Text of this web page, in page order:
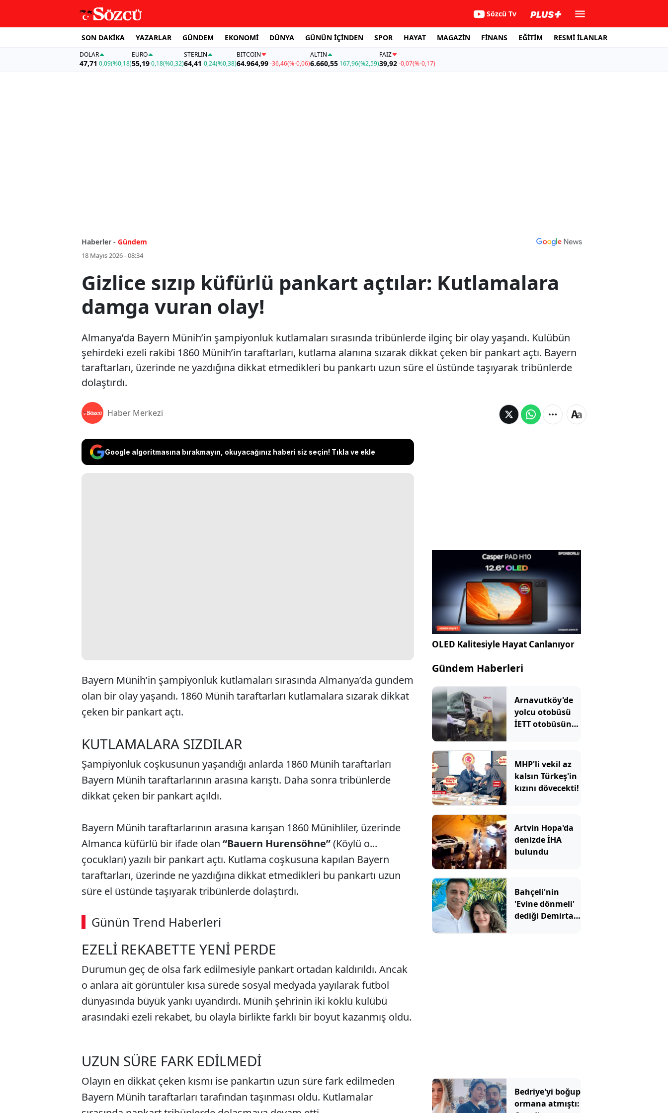
Sözcü Tv
SON DAKİKA YAZARLAR GÜNDEM EKONOMİ DÜNYA GÜNÜN İÇİNDEN SPOR HAYAT MAGAZİN FİNANS EĞİTİM RESMİ İLANLAR
DOLAR
47,71 0,09(%0,18)
EURO
55,19 0,18(%0,32)
STERLIN
64,41 0,24(%0,38)
BITCOIN
64.964,99-36,46(%-0,06)
ALTIN
6.660,55 167,96(%2,59)
FAİZ
39,92-0,07(%-0,17)
Haberler - Gündem
18 Mayıs 2026 - 08:34
Gizlice sızıp küfürlü pankart açtılar: Kutlamalara
damga vuran olay!
Almanya’da Bayern Münih’in şampiyonluk kutlamaları sırasında tribünlerde ilginç bir olay yaşandı. Kulübün
şehirdeki ezeli rakibi 1860 Münih’in taraftarları, kutlama alanına sızarak dikkat çeken bir pankart açtı. Bayern
taraftarları, üzerinde ne yazdığına dikkat etmedikleri bu pankartı uzun süre el üstünde taşıyarak tribünlerde
dolaştırdı.
Haber Merkezi
Google algoritmasına bırakmayın, okuyacağınız haberi siz seçin! Tıkla ve ekle
Bayern Münih’in şampiyonluk kutlamaları sırasında Almanya’da gündem
olan bir olay yaşandı. 1860 Münih taraftarları kutlamalara sızarak dikkat
çeken bir pankart açtı.
KUTLAMALARA SIZDILAR
Şampiyonluk coşkusunun yaşandığı anlarda 1860 Münih taraftarları
Bayern Münih taraftarlarının arasına karıştı. Daha sonra tribünlerde
dikkat çeken bir pankart açıldı.
Bayern Münih taraftarlarının arasına karışan 1860 Münihliler, üzerinde
Almanca küfürlü bir ifade olan “Bauern Hurensöhne”(Köylü o...
çocukları) yazılı bir pankart açtı. Kutlama coşkusuna kapılan Bayern
taraftarları, üzerinde ne yazdığına dikkat etmedikleri bu pankartı uzun
süre el üstünde taşıyarak tribünlerde dolaştırdı.
Günün Trend Haberleri
00:02 / 09:15
EZELİ REKABETTE YENİ PERDE
Durumun geç de olsa fark edilmesiyle pankart ortadan kaldırıldı. Ancak
o anlara ait görüntüler kısa sürede sosyal medyada yayılarak futbol
dünyasında büyük yankı uyandırdı. Münih şehrinin iki köklü kulübü
arasındaki ezeli rekabet, bu olayla birlikte farklı bir boyut kazanmış oldu.
UZUN SÜRE FARK EDİLMEDİ
Olayın en dikkat çeken kısmı ise pankartın uzun süre fark edilmeden
Bayern Münih taraftarları tarafından taşınması oldu. Kutlamalar
OLED Kalitesiyle Hayat Canlanıyor
Gündem Haberleri
Arnavutköy'de
yolcu otobüsü
İETT otobüsüne
MHP'li vekil az
kalsın Türkeş'in
kızını dövecekti!
Artvin Hopa'da
denizde İHA
bulundu
Bahçeli'nin
'Evine dönmeli'
dediği Demirtaş
Bedriye'yi boğup
ormana atmıştı: